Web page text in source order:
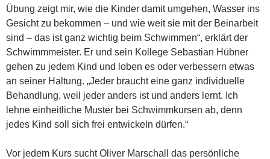
Übung zeigt mir, wie die Kinder damit umgehen, Wasser ins
Gesicht zu bekommen – und wie weit sie mit der Beinarbeit
sind – das ist ganz wichtig beim Schwimmen“, erklärt der
Schwimmmeister. Er und sein Kollege Sebastian Hübner
gehen zu jedem Kind und loben es oder verbessern etwas
an seiner Haltung. „Jeder braucht eine ganz individuelle
Behandlung, weil jeder anders ist und anders lernt. Ich
lehne einheitliche Muster bei Schwimmkursen ab, denn
jedes Kind soll sich frei entwickeln dürfen.“
Vor jedem Kurs sucht Oliver Marschall das persönliche